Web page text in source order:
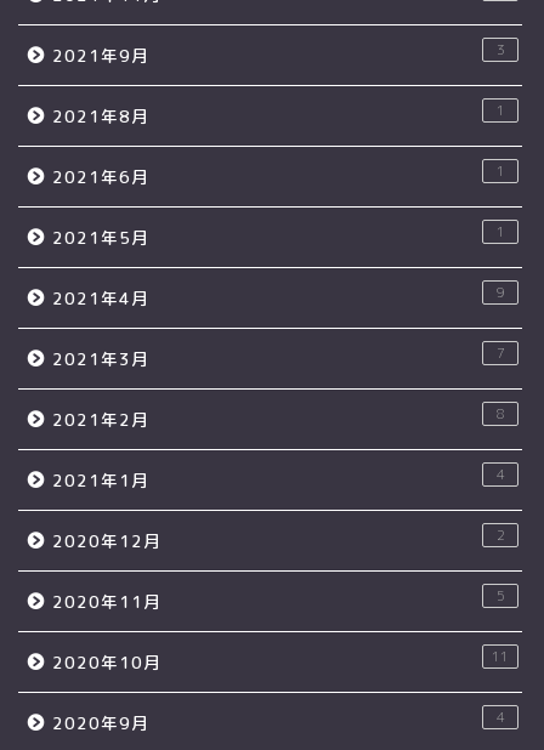
2021年9月 3
2021年8月 1
2021年6月 1
2021年5月 1
2021年4月 9
2021年3月 7
2021年2月 8
2021年1月 4
2020年12月 2
2020年11月 5
2020年10月 11
2020年9月 4